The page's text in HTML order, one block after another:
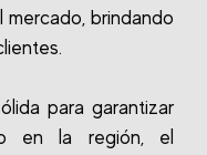
brindando
para garantizar
en la región, el